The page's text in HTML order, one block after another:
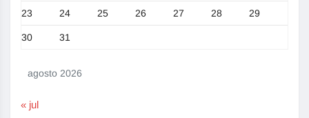
agosto 2026
23 24 25 26 27 28 29
30 31
« jul